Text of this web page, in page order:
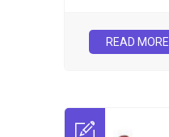
READ MORE